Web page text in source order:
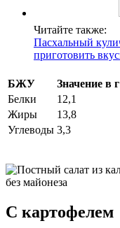
Читайте также:
Пасхальный
приготовить
БЖУ
Значение в
Белки
12,1
Жиры
13,8
Углеводы 3,3
С картофелем